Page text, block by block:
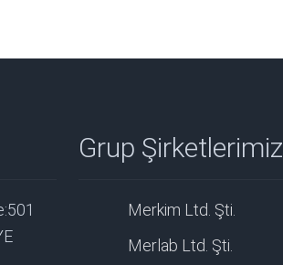
Grup Şirketlerimiz
Merkim Ltd. Şti.
Merlab Ltd. Şti.